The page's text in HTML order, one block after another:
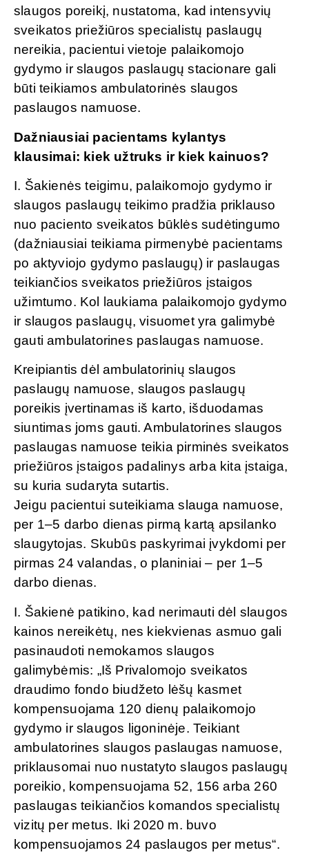
slaugos poreikį, nustatoma, kad intensyvių
sveikatos priežiūros specialistų paslaugų
nereikia, pacientui vietoje palaikomojo
gydymo ir slaugos paslaugų stacionare gali
būti teikiamos ambulatorinės slaugos
paslaugos namuose.
Dažniausiai pacientams kylantys
klausimai: kiek užtruks ir kiek kainuos?
I. Šakienės teigimu, palaikomojo gydymo ir
slaugos paslaugų teikimo pradžia priklauso
nuo paciento sveikatos būklės sudėtingumo
(dažniausiai teikiama pirmenybė pacientams
po aktyviojo gydymo paslaugų) ir paslaugas
teikiančios sveikatos priežiūros įstaigos
užimtumo. Kol laukiama palaikomojo gydymo
ir slaugos paslaugų, visuomet yra galimybė
gauti ambulatorines paslaugas namuose.
Kreipiantis dėl ambulatorinių slaugos
paslaugų namuose, slaugos paslaugų
poreikis įvertinamas iš karto, išduodamas
siuntimas joms gauti. Ambulatorines slaugos
paslaugas namuose teikia pirminės sveikatos
priežiūros įstaigos padalinys arba kita įstaiga,
su kuria sudaryta sutartis.
Jeigu pacientui suteikiama slauga namuose,
per 1–5 darbo dienas pirmą kartą apsilanko
slaugytojas. Skubūs paskyrimai įvykdomi per
pirmas 24 valandas, o planiniai – per 1–5
darbo dienas.
I. Šakienė patikino, kad nerimauti dėl slaugos
kainos nereikėtų, nes kiekvienas asmuo gali
pasinaudoti nemokamos slaugos
galimybėmis: „Iš Privalomojo sveikatos
draudimo fondo biudžeto lėšų kasmet
kompensuojama 120 dienų palaikomojo
gydymo ir slaugos ligoninėje. Teikiant
ambulatorines slaugos paslaugas namuose,
priklausomai nuo nustatyto slaugos paslaugų
poreikio, kompensuojama 52, 156 arba 260
paslaugas teikiančios komandos specialistų
vizitų per metus. Iki 2020 m. buvo
kompensuojamos 24 paslaugos per metus“.